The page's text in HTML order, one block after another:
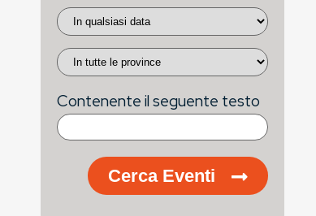
Contenente il seguente testo
Cerca Eventi